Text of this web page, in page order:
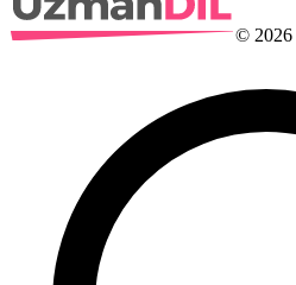
© 2026